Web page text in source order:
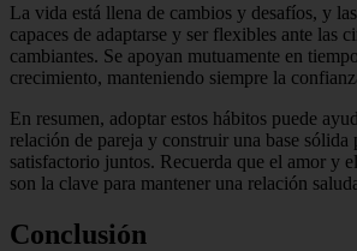
La vida está llena de cambios y desafíos, y
capaces de adaptarse y ser flexibles ante las
cambiantes. Se apoyan mutuamente en
crecimiento, manteniendo siempre la
En resumen, adoptar estos hábitos puede
relación de pareja y construir una base
satisfactorio juntos. Recuerda que el amor y
son la clave para mantener una relación
Conclusión